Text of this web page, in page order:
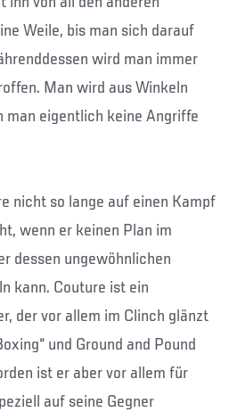
Weile, bis man sich darauf
wird man immer
Man wird aus Winkeln
man eigentlich keine Angriffe
nicht so lange auf einen Kampf
wenn er keinen Plan im
dessen ungewöhnlichen
kann. Couture ist ein
der vor allem im Clinch glänzt
und Ground and Pound
ist er aber vor allem für
auf seine Gegner